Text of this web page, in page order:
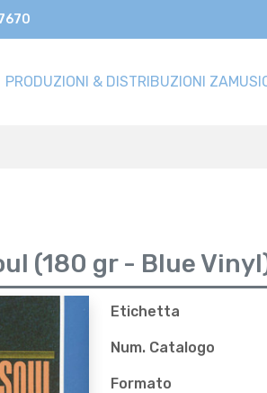
PRODUZIONI & DISTRIBUZIONI
(180 gr - Blue
Etichetta
Num. Catalogo
Formato